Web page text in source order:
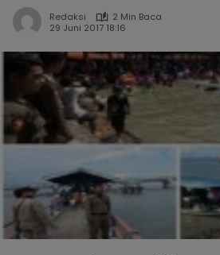
Redaksi
2 Min Baca
29 Juni 2017 18:16